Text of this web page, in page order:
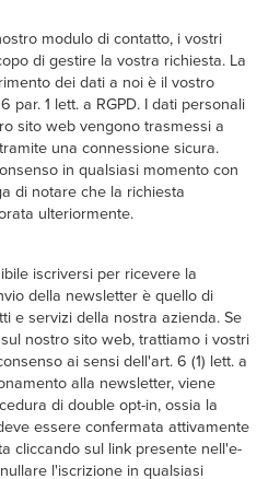
modulo di contatto, i vostri
di gestire la vostra richiesta. La
dei dati a noi è il vostro
par. 1 lett. a RGPD. I dati personali
sito web vengono trasmessi a
una connessione sicura.
in qualsiasi momento con
di notare che la richiesta
ulteriormente.
iscriversi per ricevere la
della newsletter è quello di
e servizi della nostra azienda. Se
nostro sito web, trattiamo i vostri
ai sensi dell'art. 6 (1) lett. a
alla newsletter, viene
di double opt-in, ossia la
essere confermata attivamente
cliccando sul link presente nell'e-
l'iscrizione in qualsiasi